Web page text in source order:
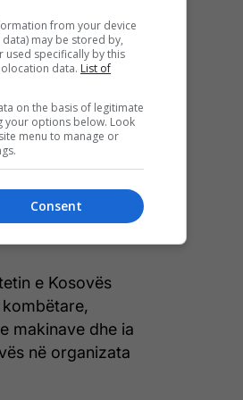
të Amerikës
tjera.
se janë të
për t’i çuar
evropiane
se i kërkohet
e saj
e Kosovës
makinave dhe ia
në organizata
from your device
may be stored by,
used specifically by this
data. List of
on the basis of legitimate
your options below. Look
menu to manage or
Consent